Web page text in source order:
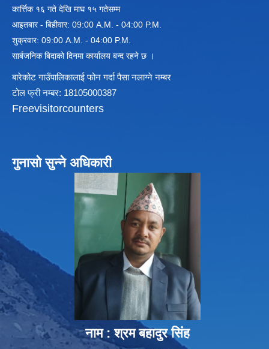
आर्थिक विकास समिति निर्णय
पूर्वाधार विकास समिति निर्णय
सामाजिक विकास समिति निर्णयहरु
कार्त्तिक १६ गते देखि माघ १५ गतेसम्म
आइतबार - बिहीवार: 09:00 A.M. - 04:00 P.M.
शुक्रवार: 09:00 A.M. - 04:00 P.M.
सार्बजनिक बिदाको दिनमा कार्यालय बन्द रहने छ ।
बारेकोट गाउँपालिकालाई फोन गर्दा पैसा नलाग्ने नम्बर
टोल फ्री नम्बर: 18105000387
Freevisitorcounters
गुनासो सुन्ने अधिकारी
नाम : श्रम बहादुर सिंह